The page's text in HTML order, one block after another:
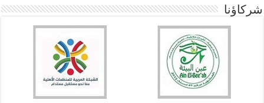
شركاؤنا